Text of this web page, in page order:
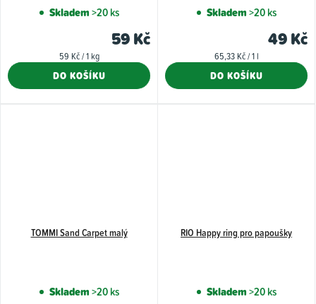
Skladem>20 ks
59 Kč
Měrná
59 Kč / 1 kg
DO KOŠÍKU
je
5,0
Skladem>20 ks
49 Kč
Měrná
65,33 Kč / 1 l
DO KOŠÍKU
TOMMI Sand Carpet malý
Skladem>20 ks
RIO Happy ring pro papoušky
Skladem>20 ks